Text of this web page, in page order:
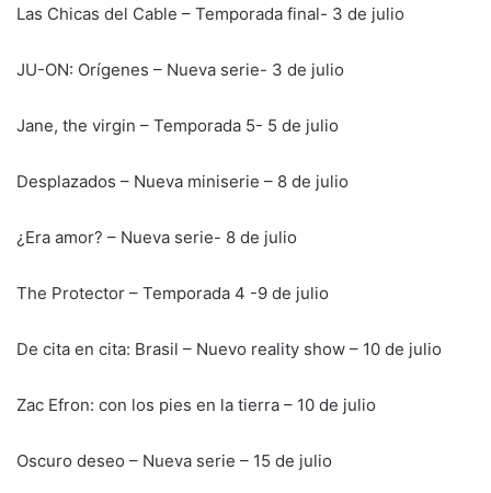
Las Chicas del Cable – Temporada final- 3 de julio
JU-ON: Orígenes – Nueva serie- 3 de julio
Jane, the virgin – Temporada 5- 5 de julio
Desplazados – Nueva miniserie – 8 de julio
¿Era amor? – Nueva serie- 8 de julio
The Protector – Temporada 4 -9 de julio
De cita en cita: Brasil – Nuevo reality show – 10 de julio
Zac Efron: con los pies en la tierra – 10 de julio
Oscuro deseo – Nueva serie – 15 de julio